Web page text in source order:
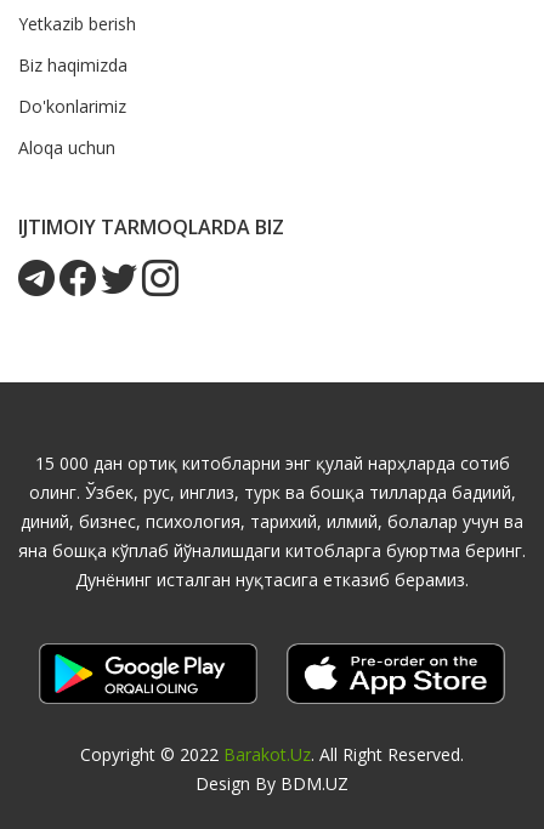
Yetkazib berish
Biz haqimizda
Do'konlarimiz
Aloqa uchun
IJTIMOIY TARMOQLARDA BIZ
15 000 дан ортиқ китобларни энг қулай нарҳларда сотиб
олинг. Ўзбек, рус, инглиз, турк ва бошқа тилларда бадиий,
диний, бизнес, психология, тарихий, илмий, болалар учун ва
яна бошқа кўплаб йўналишдаги китобларга буюртма беринг.
Дунёнинг исталган нуқтасига етказиб берамиз.
Copyright © 2022 Barakot.uz. All Right Reserved.
Design By BDM.UZ